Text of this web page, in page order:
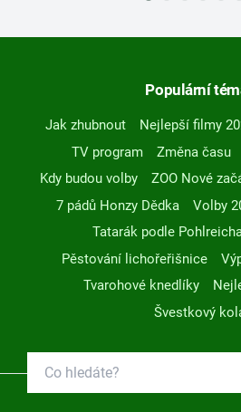
Populární
Jak zhubnout Nejlepší filmy
TV program
Změna času
Kdy budou volby
ZOO Nové
7 pádů Honzy Dědka
Volby
Tatarák podle
Pěstování lichořeřišnice
Tvarohové knedlíky
Švestkový